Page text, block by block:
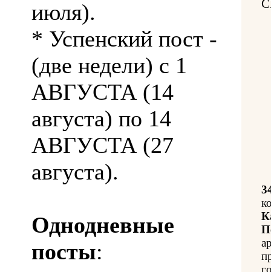
июля).
* Успенский пост -
(две недели) с 1
АВГУСТА (14
августа) по 14
АВГУСТА (27
августа).
Однодневные
посты: